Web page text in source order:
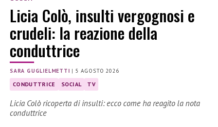
Licia Colò, insulti vergognosi e
crudeli: la reazione della
conduttrice
SARA GUGLIELMETTI | 5 AGOSTO 2026
CONDUTTRICE SOCIAL TV
Licia Colò ricoperta di insulti: ecco come ha reagito la nota
conduttrice